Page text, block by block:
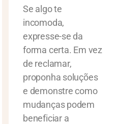
Se algo te
incomoda,
expresse-se da
forma certa. Em vez
de reclamar,
proponha soluções
e demonstre como
mudanças podem
beneficiar a